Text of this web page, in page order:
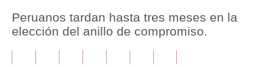
Finanzas Personales
Inmobiliarias
Peruanos tardan hasta tres meses en la
elección del anillo de compromiso.